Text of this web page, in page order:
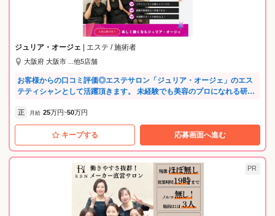
ジュリア・オージェ | エステ / 施術者
大阪府 大阪市 ...他5店舗
お客様からの口コミ評価◎エステサロン「ジュリア・オージェ」のエス
テティシャンとして活躍頂きます。 未経験でも美容のプロになれる研修
シャンが活躍しているのが特徴です。 〈仕事の魅力〉 ・一から美容スキ
ルが身に付く充実の研修が入社後3～6カ月あり安心の業務スタ－ト♪身に
着けた知識で自分もきれいになれる♪ ・接客マナ－研修でプロの接客が
身に付く！ ・研修は実践型・マンツーマンに近い指導で学べる環境！ ・
完全週休2日/残業少な目/ノルマ無し/産休育休の取得実績あり/毎月インセ
ンティブ有 ・頑張りはきちんと給与に反映されるので、やりがいもあり
ます♪ ・未経験でもカウンセラー・店長にもチャレンジできる環境があ
ります！ ・経験・未経験・年齢や勤続年数に関係なくあなたの前向きな
姿勢と積極性をしっかりと評価してくれる会社です♪ 〈仕事の特徴〉 ・
施術は一日平均3～4名ほど。お客様の滞在時間はお見送りまで1回あた
正 月給 25万円~50万円
キープする 応募画面へ進む
PR